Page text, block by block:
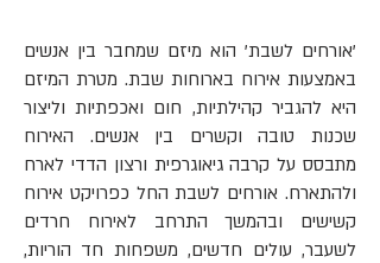
'אורחים לשבת' הוא מיזם שמחבר בין אנשים
באמצעות אירוח בארוחות שבת. מטרת המיזם
היא להגביר קהילתיות, חום ואכפתיות וליצור
שכנות טובה וקשרים בין אנשים. האירוח
מתבסס על קרבה גיאוגרפית ורצון הדדי לארח
ולהתארח. אורחים לשבת החל כפרויקט אירוח
קשישים ובהמשך התרחב לאירוח חרדים
לשעבר, עולים חדשים, משפחות חד הוריות,